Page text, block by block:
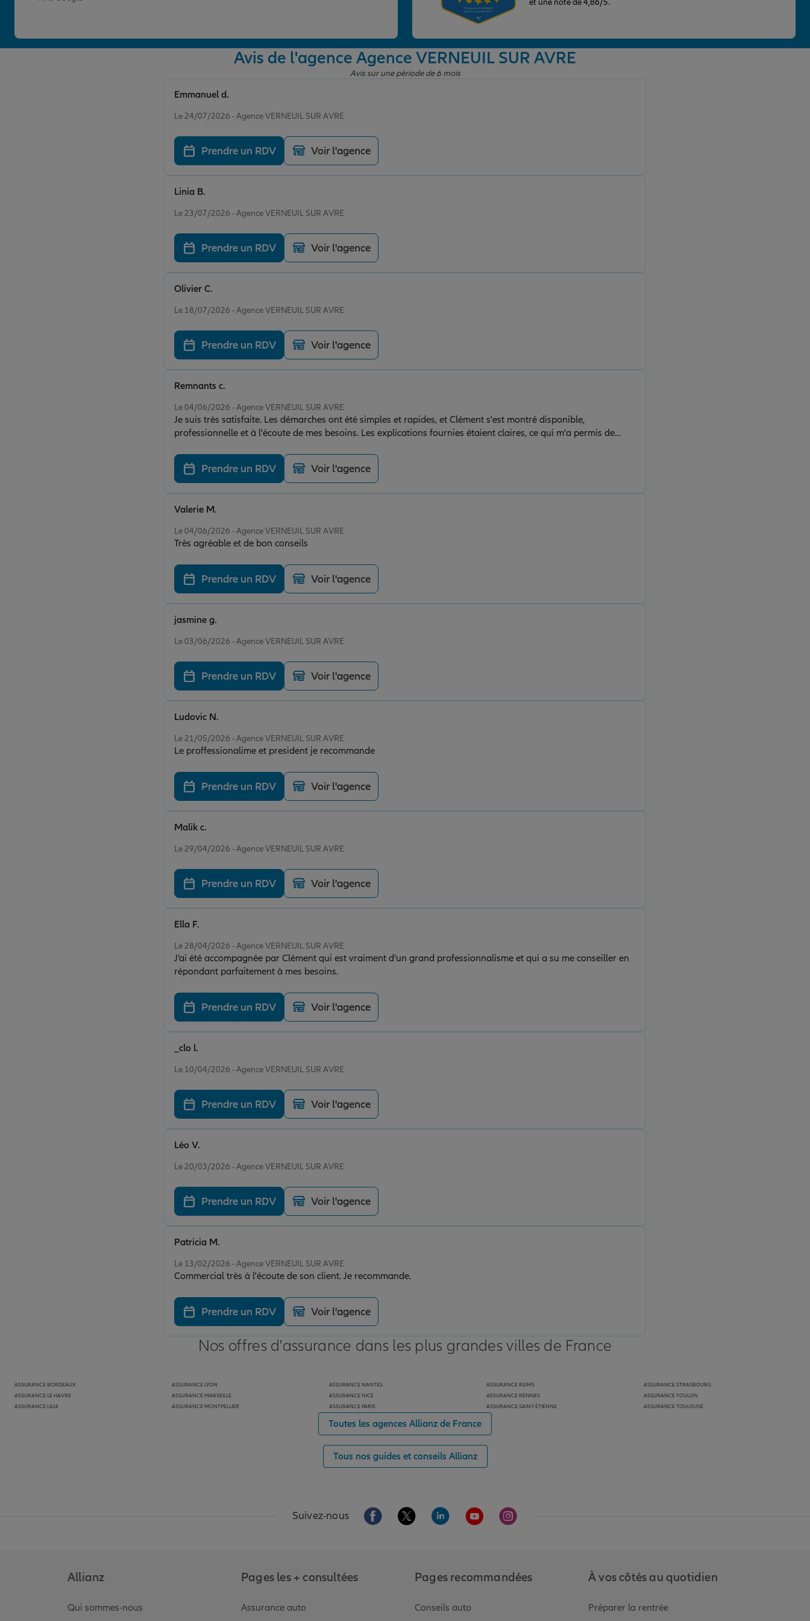
Avis de l'agence Agence VERNEUIL SUR AVRE
Avis sur une période de 6 mois
Le 24/07/2026 - Agence VERNEUIL SUR AVRE
Emmanuel d.
Prendre un RDV Voir l'agence
Le 23/07/2026 - Agence VERNEUIL SUR AVRE
Linia B.
Prendre un RDV Voir l'agence
Le 18/07/2026 - Agence VERNEUIL SUR AVRE
Olivier C.
Prendre un RDV Voir l'agence
Le 04/06/2026 - Agence VERNEUIL SUR AVRE
Je suis très satisfaite. Les démarches ont été simples et rapides, et Clément s'est montré disponible,
professionnelle et à l'écoute de mes besoins. Les explications fournies étaient claires, ce qui m'a permis de
et leur qualité d'accompagnement.
Remnants c.
Prendre un RDV Voir l'agence
Le 04/06/2026 - Agence VERNEUIL SUR AVRE
Très agréable et de bon conseils
Valerie M.
Prendre un RDV Voir l'agence
Le 03/06/2026 - Agence VERNEUIL SUR AVRE
jasmine g.
Prendre un RDV Voir l'agence
Le 21/05/2026 - Agence VERNEUIL SUR AVRE
Le proffessionalime et president je recommande
Ludovic N.
Prendre un RDV Voir l'agence
Le 29/04/2026 - Agence VERNEUIL SUR AVRE
Malik c.
Prendre un RDV Voir l'agence
Le 28/04/2026 - Agence VERNEUIL SUR AVRE
J’ai été accompagnée par Clément qui est vraiment d’un grand professionnalisme et qui a su me conseiller en
répondant parfaitement à mes besoins.
Ella F.
Prendre un RDV Voir l'agence
Le 10/04/2026 - Agence VERNEUIL SUR AVRE
_clo l.
Prendre un RDV Voir l'agence
Le 20/03/2026 - Agence VERNEUIL SUR AVRE
Léo V.
Prendre un RDV Voir l'agence
Le 13/02/2026 - Agence VERNEUIL SUR AVRE
Commercial très à l'écoute de son client. Je recommande.
Patricia M.
Prendre un RDV Voir l'agence
Nos offres d'assurance dans les plus grandes villes de France
ASSURANCE BORDEAUX
ASSURANCE LE HAVRE
ASSURANCE LILLE
ASSURANCE LYON
ASSURANCE MARSEILLE
ASSURANCE MONTPELLIER
ASSURANCE NANTES
ASSURANCE NICE
ASSURANCE PARIS
ASSURANCE REIMS
ASSURANCE RENNES
ASSURANCE SAINT-ÉTIENNE
ASSURANCE STRASBOURG
ASSURANCE TOULON
ASSURANCE TOULOUSE
Toutes les agences Allianz de France
Tous nos guides et conseils Allianz
Suivez-nous Aller sur la page Facebook de Allianz
Aller sur la page Twitter de Allianz
Aller sur la page Linkedin de Allianz
Aller sur la page Youtube de Allianz
Aller sur la page Instagram de Allianz
Allianz
Qui sommes-nous
Pages les + consultées
Assurance auto
Pages recommandées
Conseils auto
À vos côtés au quotidien
Préparer la rentrée